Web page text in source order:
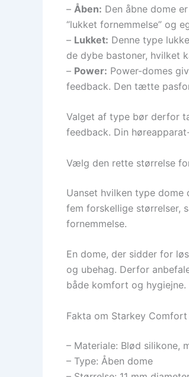
– Åben: Den åbne dome
“lukket fornemmelse” og
– Lukket: Denne type
de dybe bastoner, hvilket
– Power: Power-domes
feedback. Den tætte
Valget af type bør derfor
feedback. Din
Vælg den rette størrelse
Uanset hvilken type
fem forskellige størrelser,
fornemmelse.
En dome, der sidder for
og ubehag. Derfor
både komfort og hygiejne.
Fakta om Starkey Comfort
– Materiale: Blød silikone,
– Type: Åben dome